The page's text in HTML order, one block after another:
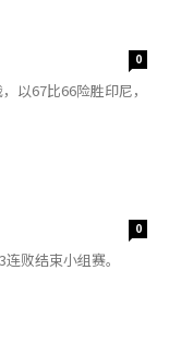
0
以67比66险胜印尼，
0
败结束小组赛。